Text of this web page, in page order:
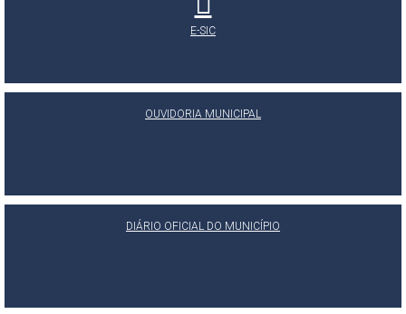
E-SIC
OUVIDORIA MUNICIPAL
DIÁRIO OFICIAL DO MUNICÍPIO